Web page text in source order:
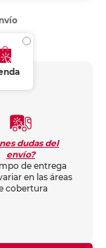
dudas del
envío?
de entrega
en las áreas
cobertura